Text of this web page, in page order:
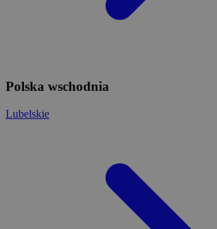
Polska wschodnia
Lubelskie